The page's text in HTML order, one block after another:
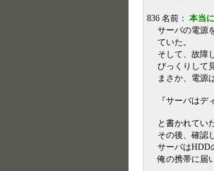
836 名前： 本当
サーバの電源
ていた。
そして、故障
びっくりして
まさか、電源
『サーバはデ
と書かれてい
その後、確認
サーバはHDD
俺の携帯に届